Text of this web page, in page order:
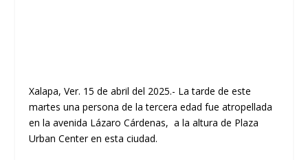
Xalapa, Ver. 15 de abril del 2025.- La tarde de este
martes una persona de la tercera edad fue atropellada
en la avenida Lázaro Cárdenas, a la altura de Plaza
Urban Center en esta ciudad.